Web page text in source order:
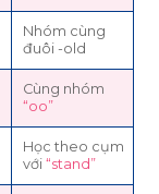
Nhóm cùng
đuôi -old
Cùng nhóm
“oo”
Học theo cụm
với “stand”